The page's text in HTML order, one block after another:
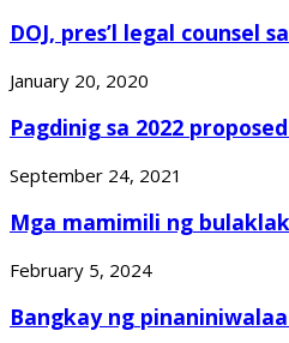
DOJ, pres’l legal counsel
January 20, 2020
Pagdinig sa 2022
September 24, 2021
Mga mamimili ng
February 5, 2024
Bangkay ng